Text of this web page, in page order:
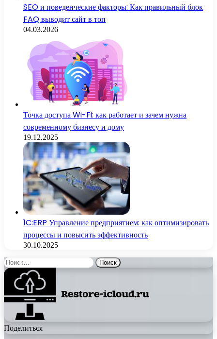
SEO и поведенческие факторы: Как правильный блок
FAQ выводит сайт в топ
04.03.2026
Точка доступа Wi-Fi: как работает и зачем нужна
современному бизнесу и дому
19.12.2025
1C:ERP Управление предприятием: как оптимизировать
процессы и повысить эффективность
30.10.2025
Найти:
Поделиться